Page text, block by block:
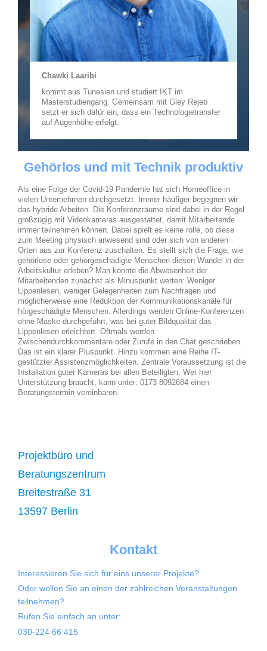
Chawki Laaribi
kommt aus Tunesien und studiert IKT im
Masterstudiengang. Gemeinsam mit Gley Rejeb
setzt er sich dafür ein, dass ein Technologietransfer
auf Augenhöhe erfolgt.
Gehörlos und mit Technik produktiv
Als eine Folge der Covid-19 Pandemie hat sich Homeoffice in
vielen Unternehmen durchgesetzt. Immer häufiger begegnen wir
das hybride Arbeiten. Die Konferenzräume sind dabei in der Regel
großzügig mit Videokameras ausgestattet, damit Mitarbeitende
immer teilnehmen können. Dabei spielt es keine rolle, ob diese
zum Meeting physisch anwesend sind oder sich von anderen
Orten aus zur Konferenz zuschalten. Es stellt sich die Frage, wie
gehörlose oder gehörgeschädigte Menschen diesen Wandel in der
Arbeitskultur erleben? Man könnte die Abwesenheit der
Mitarbeitenden zunächst als Minuspunkt werten: Weniger
Lippenlesen, weniger Gelegenheiten zum Nachfragen und
möglicherweise eine Reduktion der Kommunikationskanäle für
hörgeschädigte Menschen. Allerdings werden Online-Konferenzen
ohne Maske durchgeführt, was bei guter Bildqualität das
Lippenlesen erleichtert. Oftmals werden
Zwischendurchkommentare oder Zurufe in den Chat geschrieben.
Das ist ein klarer Pluspunkt. Hinzu kommen eine Reihe IT-
gestützter Assistenzmöglichkeiten. Zentrale Voraussetzung ist die
Installation guter Kameras bei allen Beteiligten. Wer hier
Unterstützung braucht, kann unter: 0173 8092684 einen
Beratungstermin vereinbaren.
Projektbüro und
Beratungszentrum
Breitestraße 31
13597 Berlin
Kontakt
Interessieren Sie sich für eins unserer Projekte?
Oder wollen Sie an einen der zahlreichen Veranstaltungen
teilnehmen?
Rufen Sie einfach an unter:
030-224 66 415